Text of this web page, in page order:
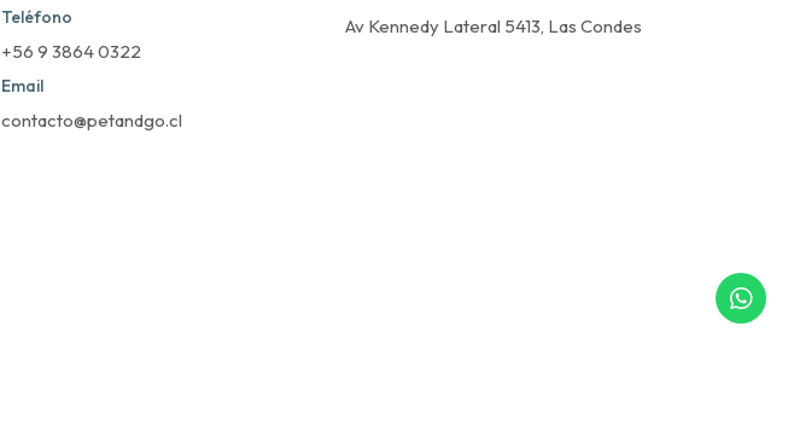
Teléfono
+56 9 3864 0322
Email
contacto@petandgo.cl
Av Kennedy Lateral 5413, Las Condes